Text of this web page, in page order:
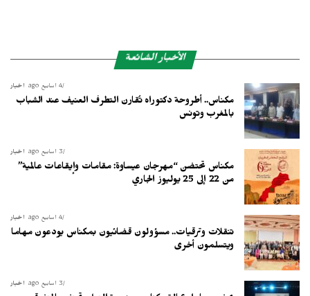
الأخبار الشائعة
أخبار 4 أسابيع ago
مكناس.. أطروحة دكتوراه تُقارن التطرف العنيف عند الشباب
بالمغرب وتونس
أخبار 3 أسابيع ago
مكناس تحتضن “مهرجان عيساوة: مقامات وإيقاعات عالمية”
من 22 إلى 25 يوليوز الجاري
أخبار 4 أسابيع ago
تنقلات وترقيات.. مسؤولون قضائيون بمكناس يودعون مهاما
ويتسلمون أخرى
أخبار 3 أسابيع ago